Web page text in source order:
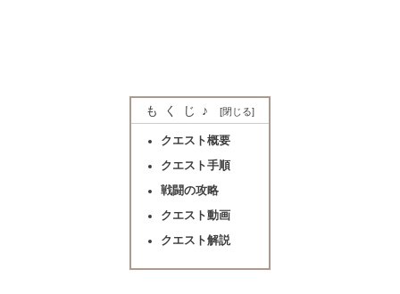
もくじ♪
クエスト概要
クエスト手順
戦闘の攻略
クエスト動画
クエスト解説